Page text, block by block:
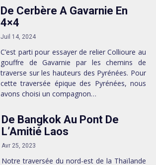
De Cerbère A Gavarnie En
4×4
Juil 14, 2024
C’est parti pour essayer de relier Collioure au
gouffre de Gavarnie par les chemins de
traverse sur les hauteurs des Pyrénées. Pour
cette traversée épique des Pyrénées, nous
avons choisi un compagnon…
De Bangkok Au Pont De
L’Amitié Laos
Avr 25, 2023
Notre traversée du nord-est de la Thaïlande